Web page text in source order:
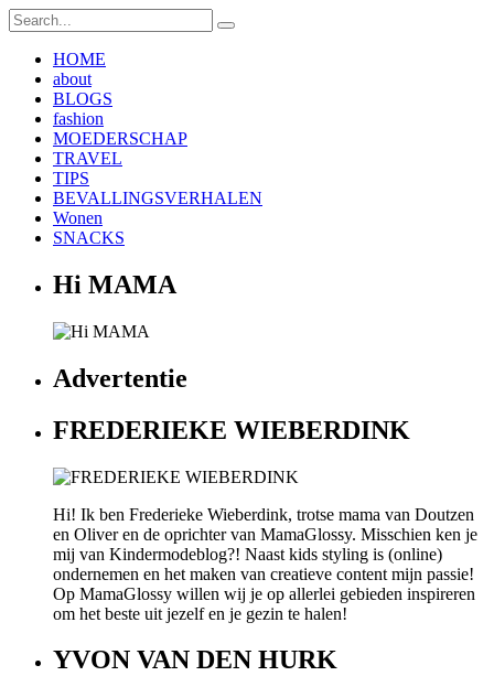
HOME
about
BLOGS
fashion
MOEDERSCHAP
TRAVEL
TIPS
BEVALLINGSVERHALEN
Wonen
SNACKS
Hi MAMA
Advertentie
FREDERIEKE WIEBERDINK
Hi! Ik ben Frederieke Wieberdink, trotse mama van Doutzen
en Oliver en de oprichter van MamaGlossy. Misschien ken je
mij van Kindermodeblog?! Naast kids styling is (online)
ondernemen en het maken van creatieve content mijn passie!
Op MamaGlossy willen wij je op allerlei gebieden inspireren
om het beste uit jezelf en je gezin te halen!
YVON VAN DEN HURK